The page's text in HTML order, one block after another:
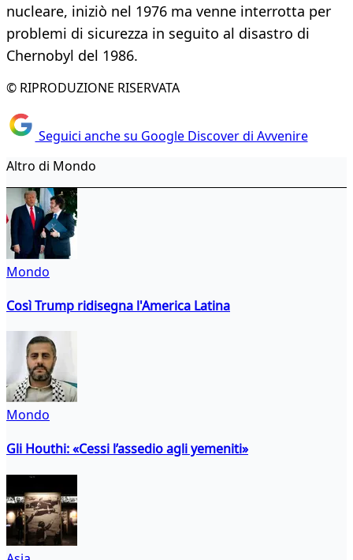
nucleare, iniziò nel 1976 ma venne interrotta per
problemi di sicurezza in seguito al disastro di
Chernobyl del 1986.
© RIPRODUZIONE RISERVATA
Seguici anche su Google Discover di Avvenire
Altro di Mondo
Mondo
Così Trump ridisegna l'America Latina
Mondo
Gli Houthi: «Cessi l’assedio agli yemeniti»